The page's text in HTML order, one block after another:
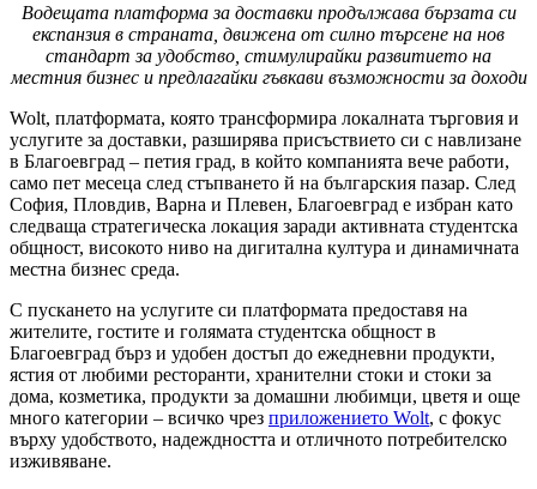
Водещата платформа за доставки продължава бързата си
експанзия в страната, движена от силно търсене на нов
стандарт за удобство, стимулирайки развитието на
местния бизнес и предлагайки гъвкави възможности за доходи
Wolt, платформата, която трансформира локалната търговия и
услугите за доставки, разширява присъствието си с навлизане
в Благоевград – петия град, в който компанията вече работи,
само пет месеца след стъпването й на българския пазар. След
София, Пловдив, Варна и Плевен, Благоевград е избран като
следваща стратегическа локация заради активната студентска
общност, високото ниво на дигитална култура и динамичната
местна бизнес среда.
С пускането на услугите си платформата предоставя на
жителите, гостите и голямата студентска общност в
Благоевград бърз и удобен достъп до ежедневни продукти,
ястия от любими ресторанти, хранителни стоки и стоки за
дома, козметика, продукти за домашни любимци, цветя и още
много категории – всичко чрез приложението Wolt, с фокус
върху удобството, надеждността и отличното потребителско
изживяване.